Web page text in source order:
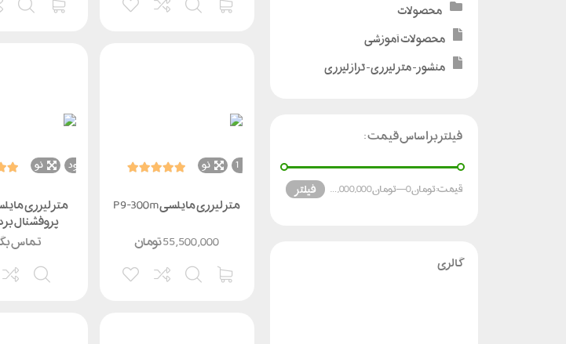
1 نو
متر لیزری مایلسی P9-300m
تومان55,500,000
ناموجود نو
پروفشنال برد 200
تماس
محصولات
محصولات آموزشی
منشور - متر لیزری - تراز لیزری
فیلتر براساس قیمت :
فیلتر قیمت:تومان 0 —تومان 105,000,000
گالری